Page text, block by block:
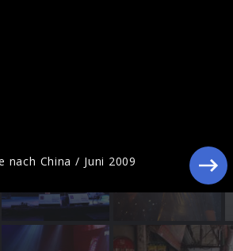
nach China / Juni 2009